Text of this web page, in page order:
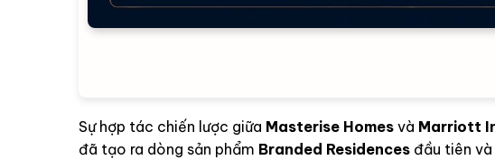
Sự hợp tác chiến lược giữa Masterise Homes và Marriott
đã tạo ra dòng sản phẩm Branded Residences đầu tiên